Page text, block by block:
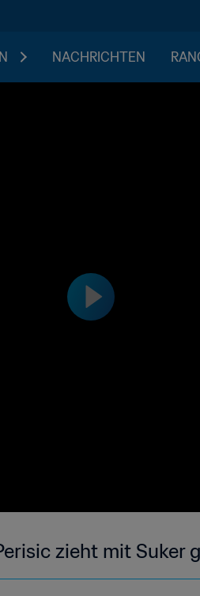
NACHRICHTEN
zieht mit Suker